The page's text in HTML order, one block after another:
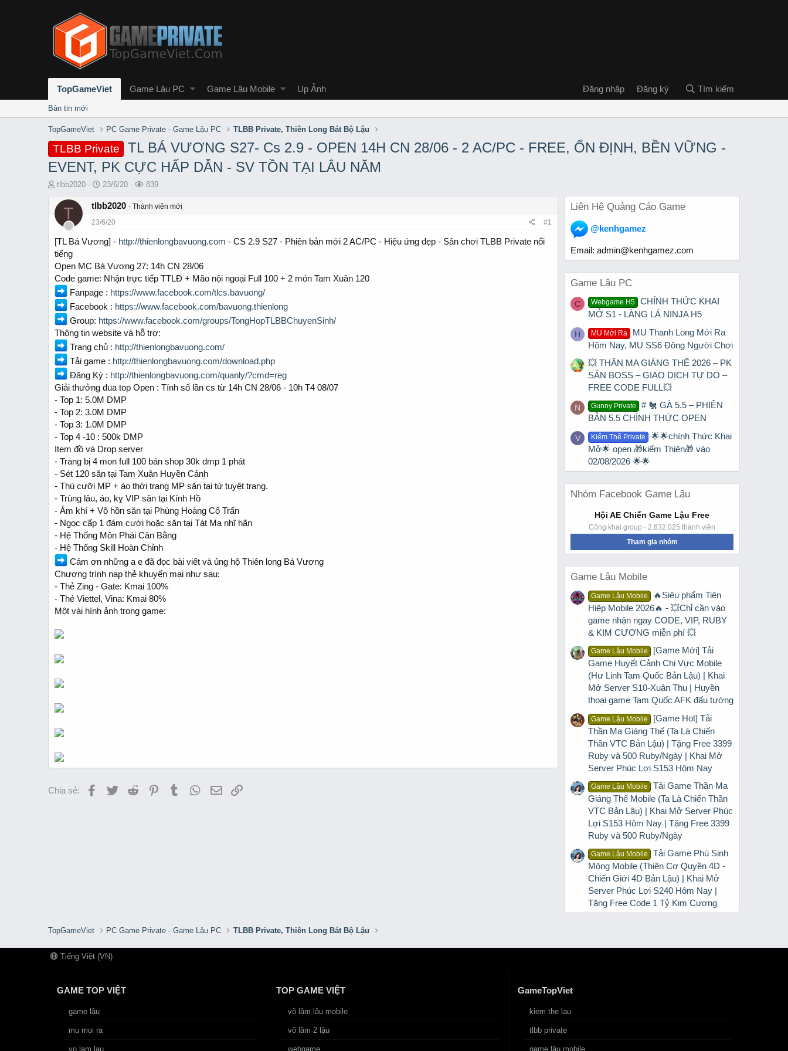
TopGameViet Game Lậu PC Game Lậu Mobile Up Ảnh Đăng nhập Đăng ký Tìm kiếm
Bản tin mới
TopGameViet PC Game Private - Game Lậu PC TLBB Private, Thiên Long Bát Bộ Lậu
TLBB Private
TL BÁ VƯƠNG S27- Cs 2.9 - OPEN 14H CN 28/06 - 2 AC/PC - FREE, ỔN ĐỊNH, BỀN VỮNG -
EVENT, PK CỰC HẤP DẪN - SV TỒN TẠI LÂU NĂM
T
r
a
d
s
t
a
r
t
e
r
tlbb2020
S
a
t
a
e
23/6/20
L
ợ
e
m
839
T tlbb2020
Thành viên mới
23/6/20
#1
[TL Bá Vương] - http://thienlongbavuong.com - CS 2.9 S27 - Phiên bản mới 2 AC/PC - Hiệu ứng đẹp - Sân chơi TLBB Private nổi
tiếng
Open MC Bá Vương 27: 14h CN 28/06
Code game: Nhận trực tiếp TTLĐ + Mão nội ngoại Full 100 + 2 món Tam Xuân 120
Fanpage : https://www.facebook.com/tlcs.bavuong/
Facebook : https://www.facebook.com/bavuong.thienlong
Group: https://www.facebook.com/groups/TongHopTLBBChuyenSinh/
Thông tin website và hỗ trợ:
Trang chủ : http://thienlongbavuong.com/
Tải game : http://thienlongbavuong.com/download.php
Đăng Ký : http://thienlongbavuong.com/quanly/?cmd=reg
Giải thưởng đua top Open : Tính số lần cs từ 14h CN 28/06 - 10h T4 08/07
- Top 1: 5.0M DMP
- Top 2: 3.0M DMP
- Top 3: 1.0M DMP
- Top 4 -10 : 500k DMP
Item đồ và Drop server
- Trang bị 4 mon full 100 bán shop 30k dmp 1 phát
- Sét 120 săn tại Tam Xuân Huyền Cảnh
- Thú cưỡi MP + áo thời trang MP săn tại tứ tuyệt trang.
- Trùng lâu, áo, kỵ VIP săn tại Kính Hồ
- Ám khí + Võ hồn săn tại Phùng Hoàng Cổ Trấn
- Ngọc cấp 1 đám cưới hoặc săn tại Tát Ma nhĩ hãn
- Hệ Thống Môn Phái Cân Bằng
- Hệ Thống Skill Hoàn Chỉnh
Cảm ơn những a e đã đọc bài viết và ủng hộ Thiên long Bá Vương
Chương trình nạp thẻ khuyến mại như sau:
- Thẻ Zing - Gate: Kmai 100%
- Thẻ Viettel, Vina: Kmai 80%
Một vài hình ảnh trong game:
Chia sẻ: Facebook
TwitterReddit PinterestTumblr WhatsApp
EmailLink
Liên Hệ Quảng Cáo Game
@kenhgamez
Email: admin@kenhgamez.com
Game Lậu PC
C Webgame H5
CHÍNH THỨC KHAI
MỞ S1 - LÀNG LÁ NINJA H5
H MU Mới Ra
MU Thanh Long Mới Ra
Hôm Nay, MU SS6 Đông Người Chơi
💥 THẦN MA GIÁNG THẾ 2026 – PK
SĂN BOSS – GIAO DỊCH TỰ DO –
FREE CODE FULL💥
N Gunny Private
# 🐔 GÀ 5.5 – PHIÊN
BẢN 5.5 CHÍNH THỨC OPEN
V Kiếm Thế Private
🌟🌟chính Thức Khai
Mở🌟 open 🎁kiếm Thiên🎁 vào
02/08/2026 🌟🌟
Nhóm Facebook Game Lậu
Hội AE Chiến Game Lậu Free
Công khai group · 2.832.025 thành viên
Tham gia nhóm
Game Lậu Mobile
Game Lậu Mobile
🔥Siêu phẩm Tiên
Hiệp Mobile 2026🔥 - 💥Chỉ cần vào
game nhận ngay CODE, VIP, RUBY
& KIM CƯƠNG miễn phí 💥
Game Lậu Mobile
[Game Mới] Tải
Game Huyết Cảnh Chi Vực Mobile
(Hư Linh Tam Quốc Bản Lậu) | Khai
Mở Server S10-Xuân Thu | Huyền
thoại game Tam Quốc AFK đấu tướng
Game Lậu Mobile
[Game Hot] Tải
Thần Ma Giáng Thế (Ta Là Chiến
Thần VTC Bản Lậu) | Tặng Free 3399
Ruby và 500 Ruby/Ngày | Khai Mở
Server Phúc Lợi S153 Hôm Nay
Game Lậu Mobile
Tải Game Thần Ma
Giáng Thế Mobile (Ta Là Chiến Thần
VTC Bản Lậu) | Khai Mở Server Phúc
Lợi S153 Hôm Nay | Tặng Free 3399
Ruby và 500 Ruby/Ngày
Game Lậu Mobile
Tải Game Phù Sinh
Mộng Mobile (Thiên Cơ Quyền 4D -
Chiến Giới 4D Bản Lậu) | Khai Mở
Server Phúc Lợi S240 Hôm Nay |
Tặng Free Code 1 Tỷ Kim Cương
TopGameViet PC Game Private - Game Lậu PC TLBB Private, Thiên Long Bát Bộ Lậu
Tiếng Việt (VN)
GAME TOP VIỆT
game lậu
mu moi ra
vo lam lau
TOP GAME VIỆT
võ lâm lậu mobile
võ lâm 2 lậu
webgame
GameTopViet
kiem the lau
tlbb private
game lậu mobile